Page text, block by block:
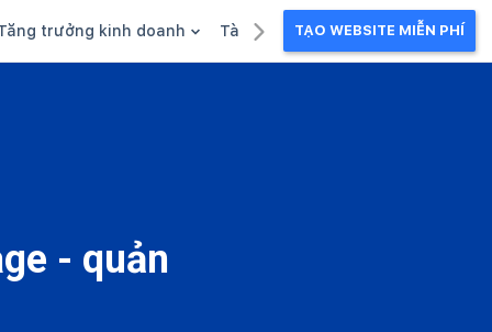
trưởng kinh doanh Tài liệu kinh doanhTẠO WEBSITE MIỄN PHÍ
- quản